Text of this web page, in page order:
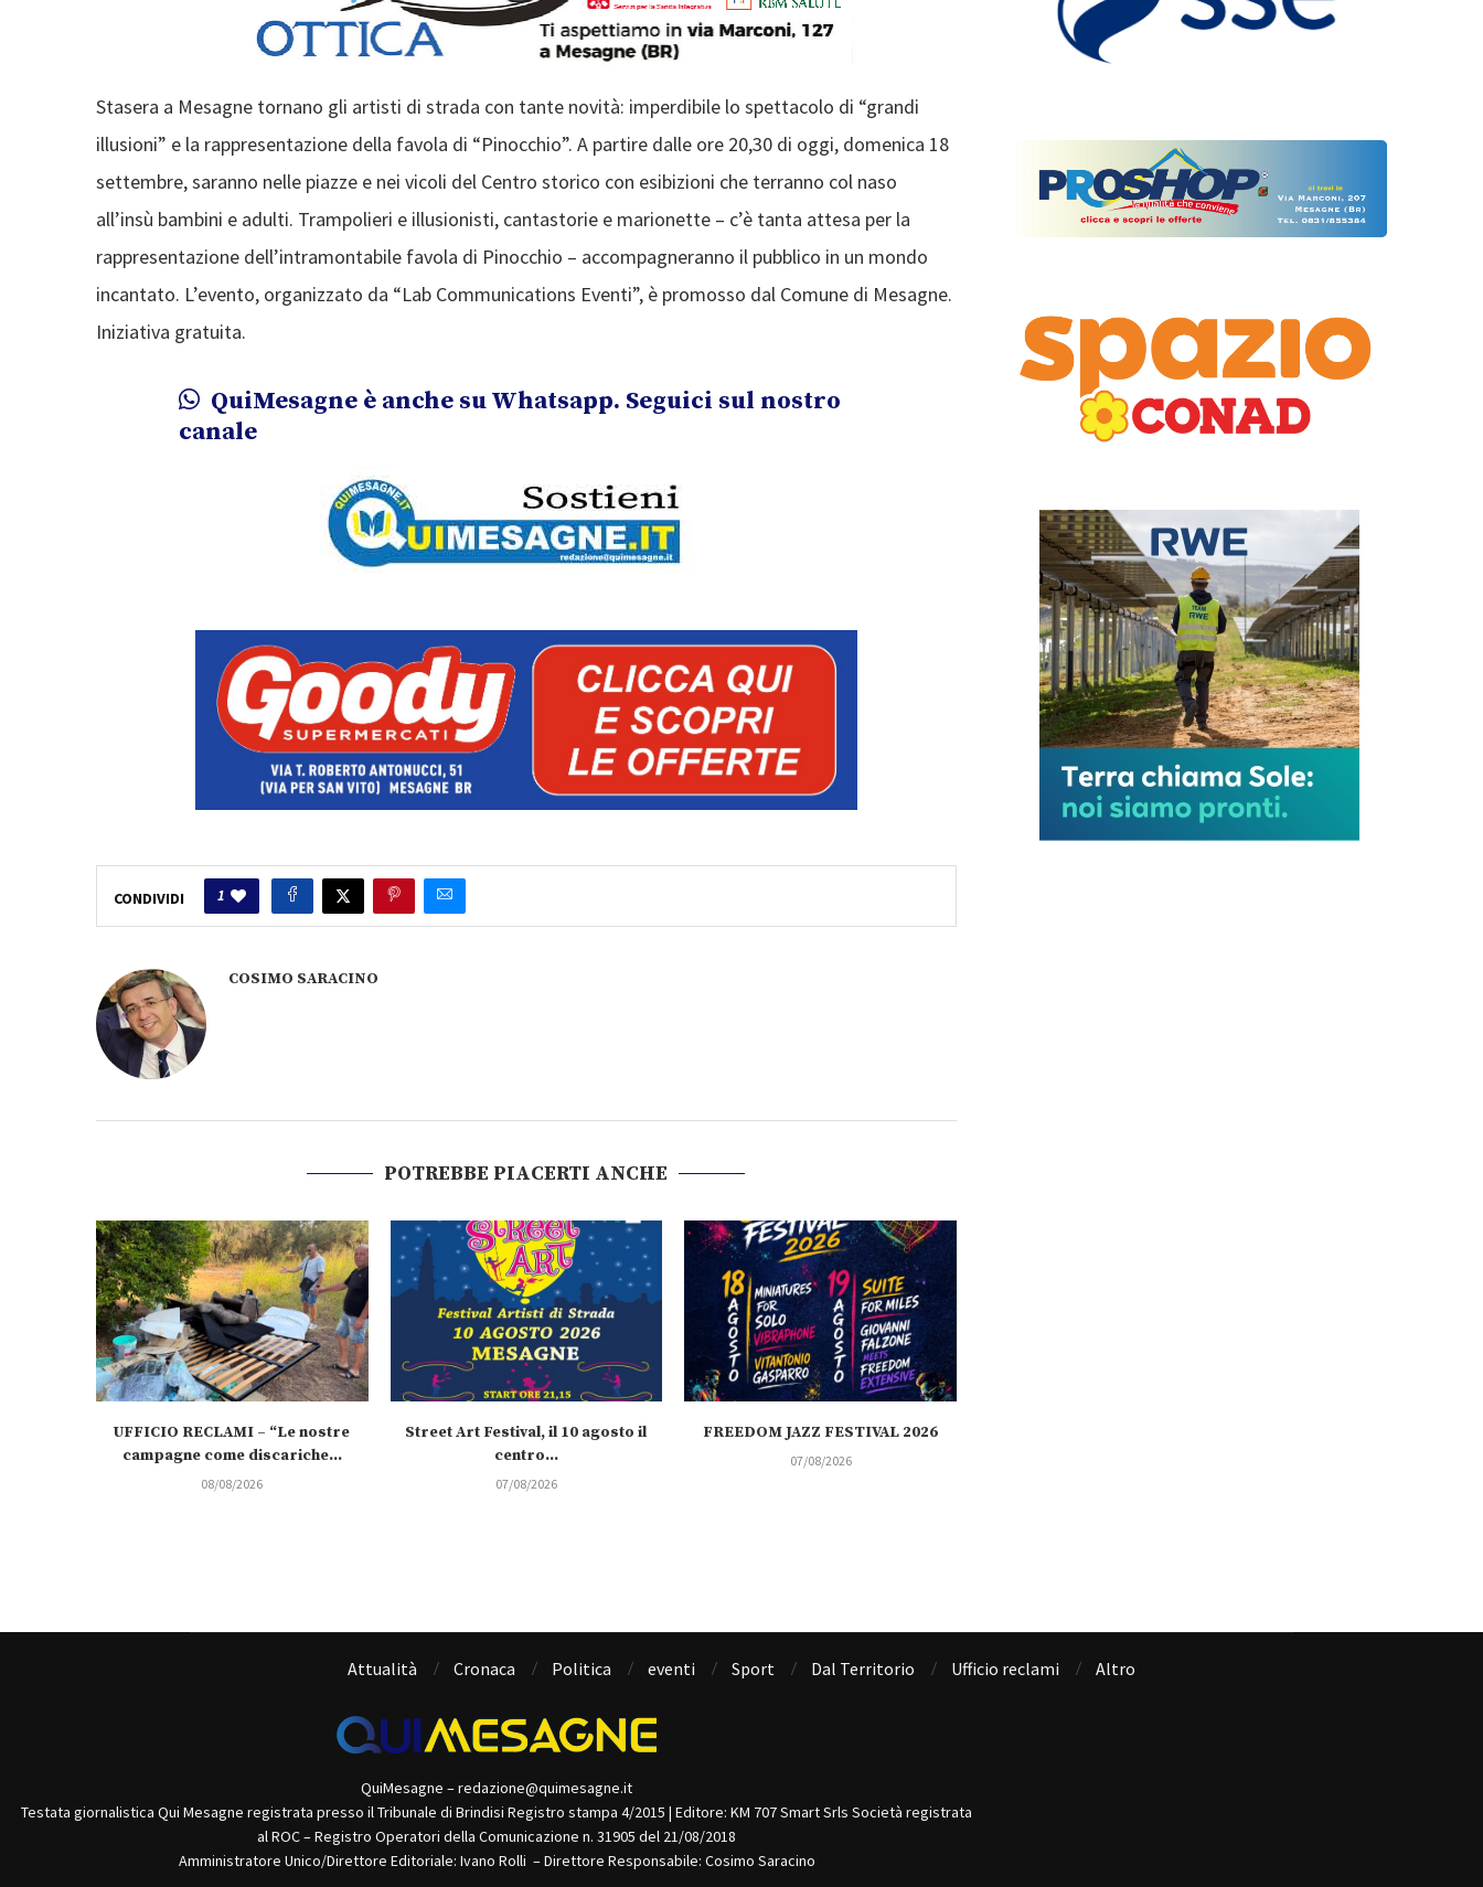
Stasera a Mesagne tornano gli artisti di strada con tante novità: imperdibile lo spettacolo di “grandi
illusioni” e la rappresentazione della favola di “Pinocchio”. A partire dalle ore 20,30 di oggi, domenica 18
settembre, saranno nelle piazze e nei vicoli del Centro storico con esibizioni che terranno col naso
all’insù bambini e adulti. Trampolieri e illusionisti, cantastorie e marionette – c’è tanta attesa per la
rappresentazione dell’intramontabile favola di Pinocchio – accompagneranno il pubblico in un mondo
incantato. L’evento, organizzato da “Lab Communications Eventi”, è promosso dal Comune di Mesagne.
Iniziativa gratuita.
QuiMesagne è anche su Whatsapp. Seguici sul nostro
canale
CONDIVIDI 1
COSIMO SARACINO
POTREBBE PIACERTI ANCHE
UFFICIO RECLAMI – “Le nostre
campagne come discariche...
08/08/2026
Street Art Festival, il 10 agosto il
centro...
07/08/2026
FREEDOM JAZZ FESTIVAL 2026
07/08/2026
Attualità Cronaca Politica eventi Sport Dal Territorio Ufficio reclami Altro
QuiMesagne – redazione@quimesagne.it
Testata giornalistica Qui Mesagne registrata presso il Tribunale di Brindisi Registro stampa 4/2015 | Editore: KM 707 Smart Srls Società registrata
al ROC – Registro Operatori della Comunicazione n. 31905 del 21/08/2018
Amministratore Unico/Direttore Editoriale: Ivano Rolli – Direttore Responsabile: Cosimo Saracino